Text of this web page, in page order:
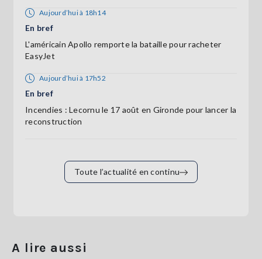
Aujourd’hui à 18h14
En bref
L'américain Apollo remporte la bataille pour racheter
EasyJet
Aujourd’hui à 17h52
En bref
Incendies : Lecornu le 17 août en Gironde pour lancer la
reconstruction
Toute l’actualité en continu
A lire aussi